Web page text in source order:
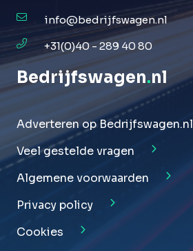
info@bedrijfswagen.nl
+31(0)40 - 289 40 80
Bedrijfswagen.nl
Adverteren op Bedrijfswagen.nl
Veel gestelde vragen
Algemene voorwaarden
Privacy policy
Cookies